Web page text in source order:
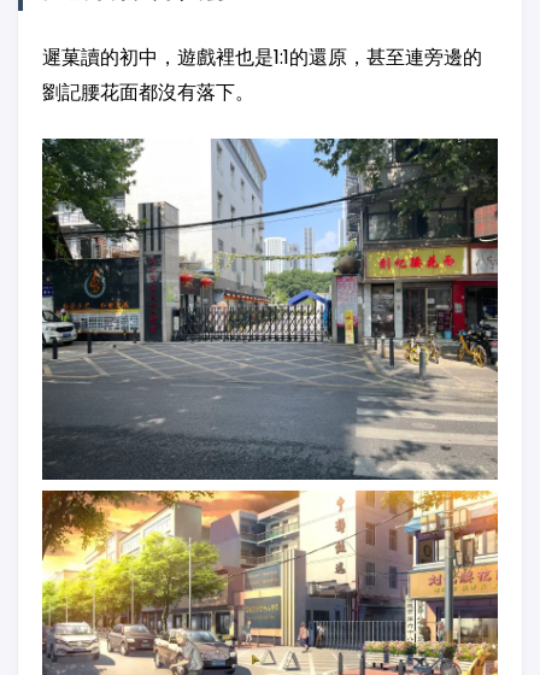
遲菓讀的初中，遊戲裡也是1:1的還原，甚至連旁邊的
劉記腰花面都沒有落下。